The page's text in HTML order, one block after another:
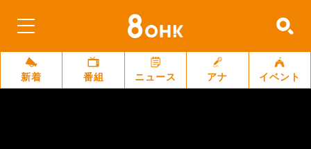
新着 番組 ニュース アナ イベント